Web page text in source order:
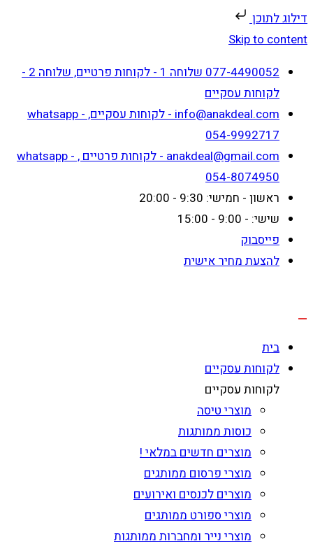
דילוג לתוכן
Skip to content
077-4490052 שלוחה 1 - לקוחות פרטיים, שלוחה 2 -
לקוחות עסקיים
info@anakdeal.com - לקוחות עסקיים, whatsapp -
054-9992717
anakdeal@gmail.com - לקוחות פרטיים , whatsapp -
054-8074950
ראשון - חמישי: 9:30 - 20:00
שישי: - 9:00 - 15:00
פייסבוק
להצעת מחיר אישית
בית
לקוחות עסקיים
לקוחות עסקיים
מוצרי טיסה
כוסות ממותגות
מוצרים חדשים במלאי !
מוצרי פרסום ממותגים
מוצרים לכנסים ואירועים
מוצרי ספורט ממותגים
מוצרי נייר ומחברות ממותגות